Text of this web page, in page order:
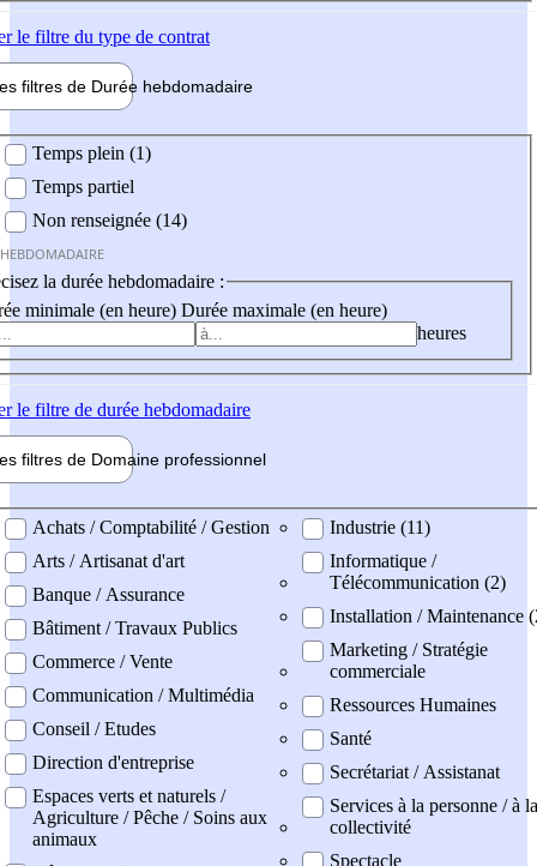
le filtre du type de contrat
filtres de Durée hebdomadaire
Temps plein (1)
Temps partiel
Non renseignée (14)
la durée hebdomadaire :
minimale (en heure) Durée maximale (en heure)
heures
le filtre de durée hebdomadaire
filtres de Domaine professionnel
professionel
Achats / Comptabilité / Gestion
Arts / Artisanat d'art
Banque / Assurance
Bâtiment / Travaux Publics
Commerce / Vente
Communication / Multimédia
Conseil / Etudes
Direction d'entreprise
Espaces verts et naturels /
Agriculture / Pêche / Soins aux
animaux
Industrie (11)
Informatique /
Télécommunication (2)
Installation / Maintenance
Marketing / Stratégie
commerciale
Ressources Humaines
Santé
Secrétariat / Assistanat
Services à la personne / à la
collectivité
Spectacle